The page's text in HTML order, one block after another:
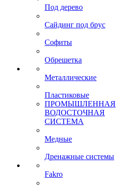
Под дерево
Сайдинг под брус
Софиты
Обрешетка
Металлические
Пластиковые
ПРОМЫШЛЕННАЯ
ВОДОСТОЧНАЯ
СИСТЕМА
Медные
Дренажные системы
Fakro